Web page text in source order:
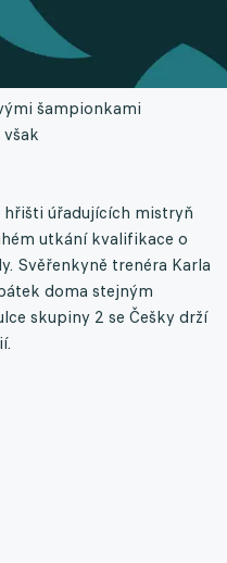
šampionkami
úřadujících mistryň
utkání kvalifikace o
Svěřenkyně trenéra Karla
doma stejným
skupiny 2 se Češky drží